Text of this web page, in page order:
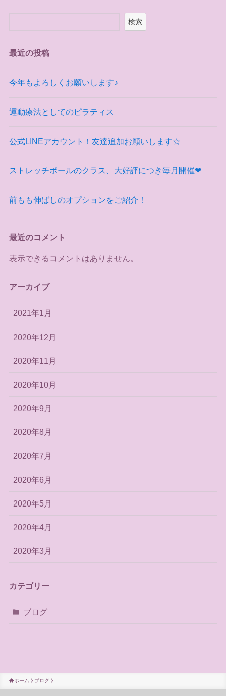
検索
最近の投稿
今年もよろしくお願いします♪
運動療法としてのピラティス
公式LINEアカウント！友達追加お願いします☆
ストレッチポールのクラス、大好評につき毎月開催❤
前もも伸ばしのオプションをご紹介！
最近のコメント
表示できるコメントはありません。
アーカイブ
2021年1月
2020年12月
2020年11月
2020年10月
2020年9月
2020年8月
2020年7月
2020年6月
2020年5月
2020年4月
2020年3月
カテゴリー
ブログ
ホーム ブログ